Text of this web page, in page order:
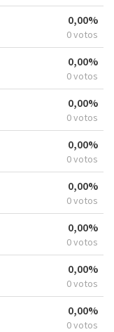
0,00%
0 votos
0,00%
0 votos
0,00%
0 votos
0,00%
0 votos
0,00%
0 votos
0,00%
0 votos
0,00%
0 votos
0,00%
0 votos